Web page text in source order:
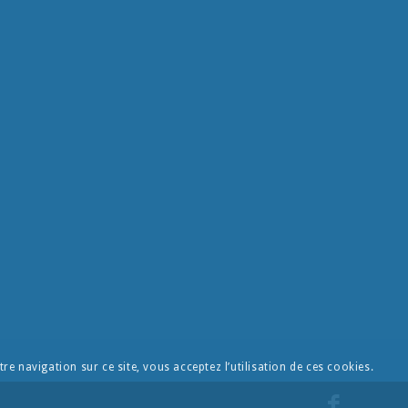
navigation sur ce site, vous acceptez l’utilisation de ces cookies.